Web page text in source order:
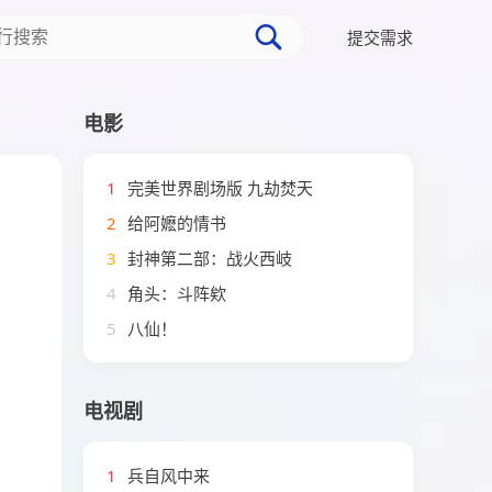
提交需求
电影
1
完美世界剧场版 九劫焚天
2 给阿嬷的情书
3 封神第二部：战火西岐
4 角头：斗阵欸
5 八仙！
电视剧
1 兵自风中来